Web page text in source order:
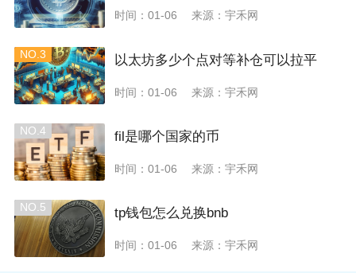
时间：01-06 来源：宇禾网
NO.3 以太坊多少个点对等补仓可以拉平
时间：01-06 来源：宇禾网
NO.4 fil是哪个国家的币
时间：01-06 来源：宇禾网
NO.5 tp钱包怎么兑换bnb
时间：01-06 来源：宇禾网